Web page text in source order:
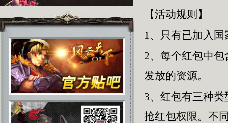
【活动规则】
1、只有已加入
2、每个红包中
发放的资源。
3、红包有三种
抢红包权限。不